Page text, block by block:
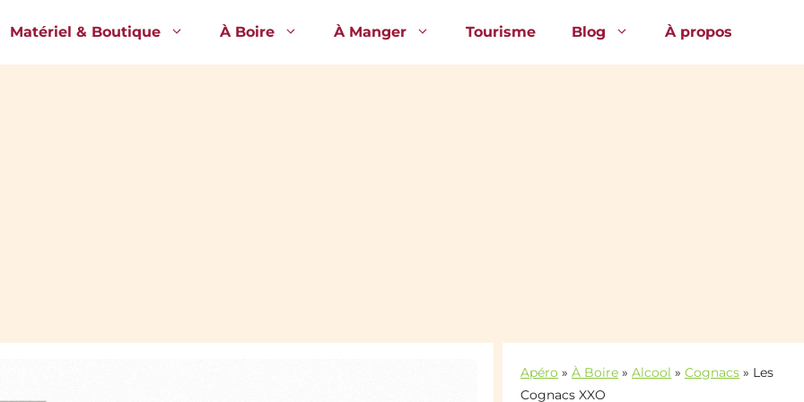
Matériel & Boutique À Boire À Manger Tourisme Blog À propos
Apéro » À Boire » Alcool » Cognacs » Les
Cognacs XXO